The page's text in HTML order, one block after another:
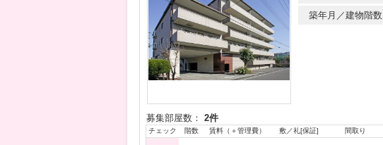
築年月／建物階数
募集部屋数： 2件
チェック 階数 賃料（＋管理費） 敷／礼[保証] 間取り